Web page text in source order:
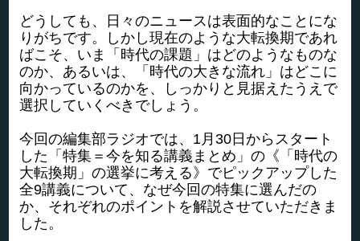
どうしても、日々のニュースは表面的なことにな
りがちです。しかし現在のような大転換期であれ
ばこそ、いま「時代の課題」はどのようなものな
のか、あるいは、「時代の大きな流れ」はどこに
向かっているのかを、しっかりと見据えたうえで
選択していくべきでしょう。
今回の編集部ラジオでは、1月30日からスタート
した「特集＝今を知る講義まとめ」の《「時代の
大転換期」の選挙に考える》でピックアップした
全9講義について、なぜ今回の特集に選んだの
か、それぞれのポイントを解説させていただきま
した。